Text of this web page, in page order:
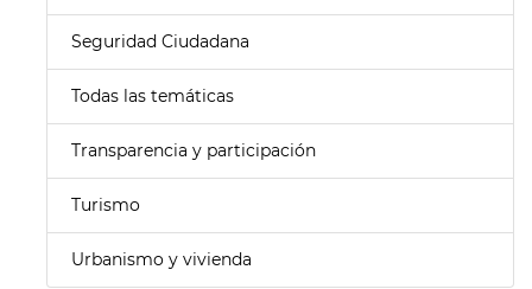
Seguridad Ciudadana
Todas las temáticas
Transparencia y participación
Turismo
Urbanismo y vivienda